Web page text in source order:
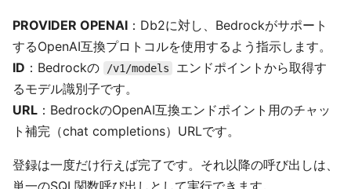
PROVIDER OPENAI ：Db2に対し、Bedrockがサポート
するOpenAI互換プロトコルを使用するよう指示します。
ID ：Bedrockの /v1/models
エンドポイントから取得す
るモデル識別子です。
URL ：BedrockのOpenAI互換エンドポイント用のチャッ
ト補完（chat completions）URLです。
登録は一度だけ行えば完了です。それ以降の呼び出しは、
単一のSQL関数呼び出しとして実行できます。